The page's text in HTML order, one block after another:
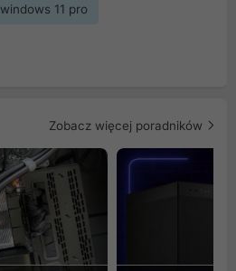
windows 11 pro
Zobacz więcej poradników